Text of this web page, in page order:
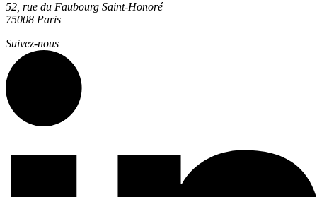
52, rue du Faubourg Saint-Honoré
75008 Paris
Suivez-nous